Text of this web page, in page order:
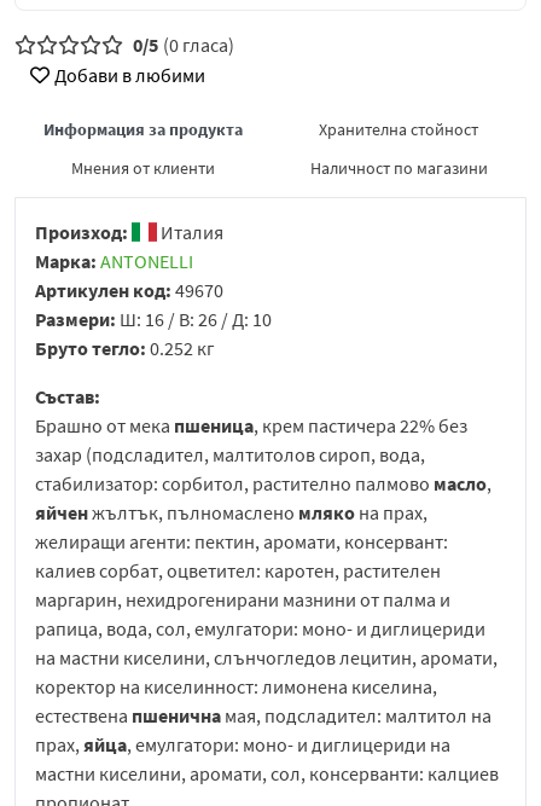
0/5 (0 гласа)
Добави в любими
Информация за продукта
Хранителна стойност
Мнения от клиенти
Наличност по магазини
Произход:
Италия
Марка: ANTONELLI
Артикулен код: 49670
Размери: Ш: 16 / В: 26 / Д: 10
Бруто тегло: 0.252 кг
Състав:
Брашно от мека пшеница, крем пастичера 22% без
захар (подсладител, малтитолов сироп, вода,
стабилизатор: сорбитол, растително палмово масло,
яйченжълтък, пълномаслено мляко на прах,
желиращи агенти: пектин, аромати, консервант:
калиев сорбат, оцветител: каротен, растителен
маргарин, нехидрогенирани мазнини от палма и
рапица, вода, сол, емулгатори: моно- и диглицериди
на мастни киселини, слънчогледов лецитин, аромати,
коректор на киселинност: лимонена киселина,
естествена пшенична мая, подсладител: малтитол на
прах,яйца, емулгатори: моно- и диглицериди на
мастни киселини, аромати, сол, консерванти: калциев